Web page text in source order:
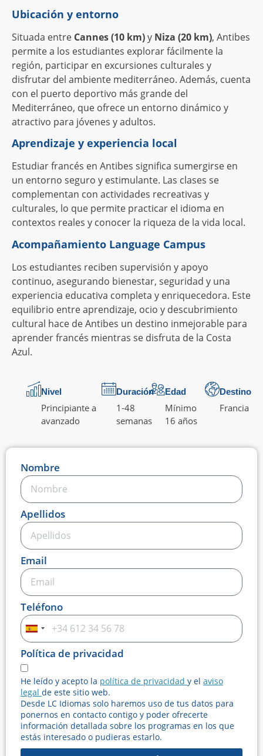
Ubicación y entorno
Situada entre Cannes (10 km)y Niza (20 km), Antibes
permite a los estudiantes explorar fácilmente la
región, participar en excursiones culturales y
disfrutar del ambiente mediterráneo. Además, cuenta
con el puerto deportivo más grande del
Mediterráneo, que ofrece un entorno dinámico y
atractivo para jóvenes y adultos.
Aprendizaje y experiencia local
Estudiar francés en Antibes significa sumergirse en
un entorno seguro y estimulante. Las clases se
complementan con actividades recreativas y
culturales, lo que permite practicar el idioma en
contextos reales y conocer la riqueza de la vida local.
Acompañamiento Language Campus
Los estudiantes reciben supervisión y apoyo
continuo, asegurando bienestar, seguridad y una
experiencia educativa completa y enriquecedora. Este
equilibrio entre aprendizaje, ocio y descubrimiento
cultural hace de Antibes un destino inmejorable para
aprender francés mientras se disfruta de la Costa
Azul.
Nivel
Principiante a
avanzado
Duración
1-48
semanas
Edad
Mínimo
16 años
Destino
Francia
Nombre
Apellidos
Email
Teléfono
Spain
+34
Política de privacidad
He leído y acepto la política de privacidad y el aviso
legal de este sitio web.
Desde LC Idiomas solo haremos uso de tus datos para
ponernos en contacto contigo y poder ofrecerte
información detallada sobre los programas en los que
estás interesado o pudieras estarlo.